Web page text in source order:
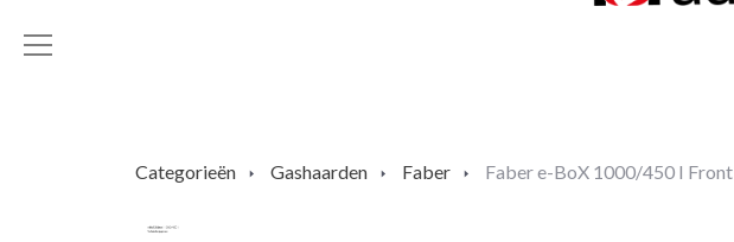
Categorieën Gashaarden Faber Faber e-BoX 1000/450 I Front